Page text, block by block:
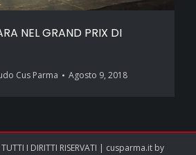
NEL GRAND PRIX DI
Cus Parma Agosto 9, 2018
I DIRITTI RISERVATI | cusparma.it by